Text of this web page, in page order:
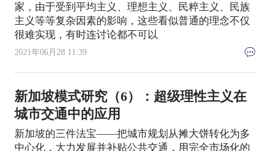
家，由于受到平均主义、理想主义、民粹主义、民族
主义等等复杂因素的影响，这些看似普通的理念不仅
很难实现，有时连讨论都不可以
2021年06月28 11:39
新加坡模式研究（6）：超级理性主义在
城市交通中的应用
新加坡的三件法宝——把城市规划从摊大饼转化为多
中心化，大力发展并补贴公共交通，用完全市场化的